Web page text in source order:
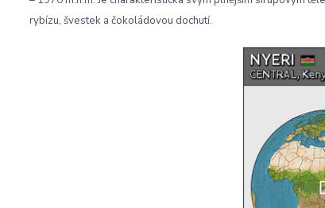
rybízu, švestek a čokoládovou dochutí.